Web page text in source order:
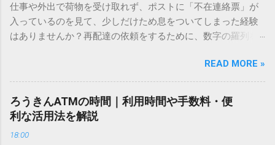
必要はありません。 1. なぜ「変換」しても旧字・外字が出て
こないのか？ そもそも、なぜ普通の変換で出てこない漢字が
あるのでしょうか。その理由は、パソコンが文字を認識する
は、JIS規格（日本産業規格）によって「第1水準」「第2水
準」といった形で整理されています。しかし、人名や地名に
使われる非常に古い漢字（旧字）や、特定の組織だけで作ら
れた「外字」は、この一般的な変換リストに含まれていない
仕事や外出で荷物を受け取れず、ポストに「不在連絡票」が
入っているのを見て、少しだけため息をついてしまった経験
はありませんか？再配達の依頼をするために、数字の羅列を
ことに申し訳なさを感じたりすることもあるかもしれませ
ん。 「もっとスムーズに、自分のタイミングで受け取りた
い」 「わざわざ電話をかけずに、スマホ一つで完結させた
い」 そんな願いを叶えてくれるのが、佐川急便の会員制サー
ビス「スマートクラブ」と、LINEや公式アプリの連携です。
これらを活用するだけで、再配達のストレスは驚くほど軽く
READ MORE »
ろうきんATMの時間｜利用時間や手数料・便
利な活用法を解説
18:00